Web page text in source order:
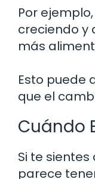
Por
creciendo y
más
Esto puede
que el
Cuándo
Si te
parece